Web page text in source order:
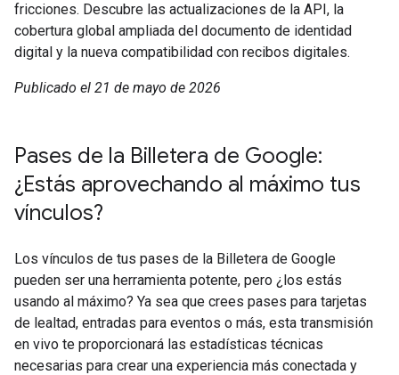
fricciones. Descubre las actualizaciones de la API, la
cobertura global ampliada del documento de identidad
digital y la nueva compatibilidad con recibos digitales.
Publicado el 21 de mayo de 2026
Pases de la Billetera de Google:
¿Estás aprovechando al máximo tus
vínculos?
Los vínculos de tus pases de la Billetera de Google
pueden ser una herramienta potente, pero ¿los estás
usando al máximo? Ya sea que crees pases para tarjetas
de lealtad, entradas para eventos o más, esta transmisión
en vivo te proporcionará las estadísticas técnicas
necesarias para crear una experiencia más conectada y